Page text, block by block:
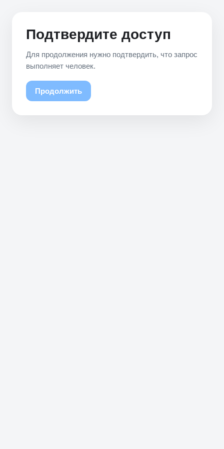
Подтвердите доступ
Для продолжения нужно подтвердить, что запрос
выполняет человек.
Продолжить